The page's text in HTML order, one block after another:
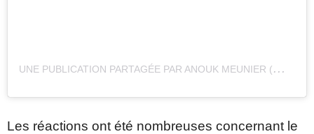
U
NE PUBLICATION PARTAGÉE PAR ANOUK MEUNIER (@ANOUKMEUNIER)
Les réactions ont été nombreuses concernant le